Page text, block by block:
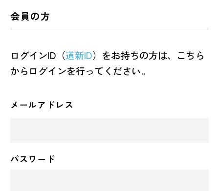
会員の方
ログインID（道新ID）をお持ちの方は、こちら
からログインを行ってください。
メールアドレス
パスワード